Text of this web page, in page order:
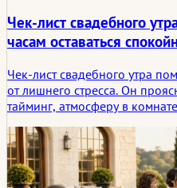
Чек-лист свадебного
часам оставаться
Чек-лист свадебного утра
от лишнего стресса. Он
тайминг, атмосферу в
спокойным и естественным.